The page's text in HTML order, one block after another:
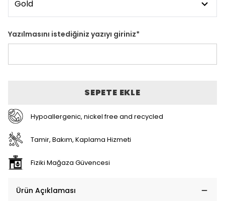
Yazılmasını istediğiniz yazıyı giriniz*
SEPETE EKLE
Hypoallergenic, nickel free and recycled
Tamir, Bakım, Kaplama Hizmeti
Fiziki Mağaza Güvencesi
Ürün Açıklaması